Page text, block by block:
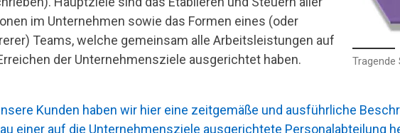
im Unternehmen sowie das Formen eines (oder
Teams, welche gemeinsam alle Arbeitsleistungen auf
der Unternehmensziele ausgerichtet haben.
Tragende
Kunden haben wir hier eine zeitgemäße und ausführliche
einer auf die Unternehmensziele ausgerichtete Personalabteilung